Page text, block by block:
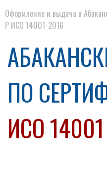
Оформление и выдача в
Р ИСО 14001-2016
ПО
ИСО 14001